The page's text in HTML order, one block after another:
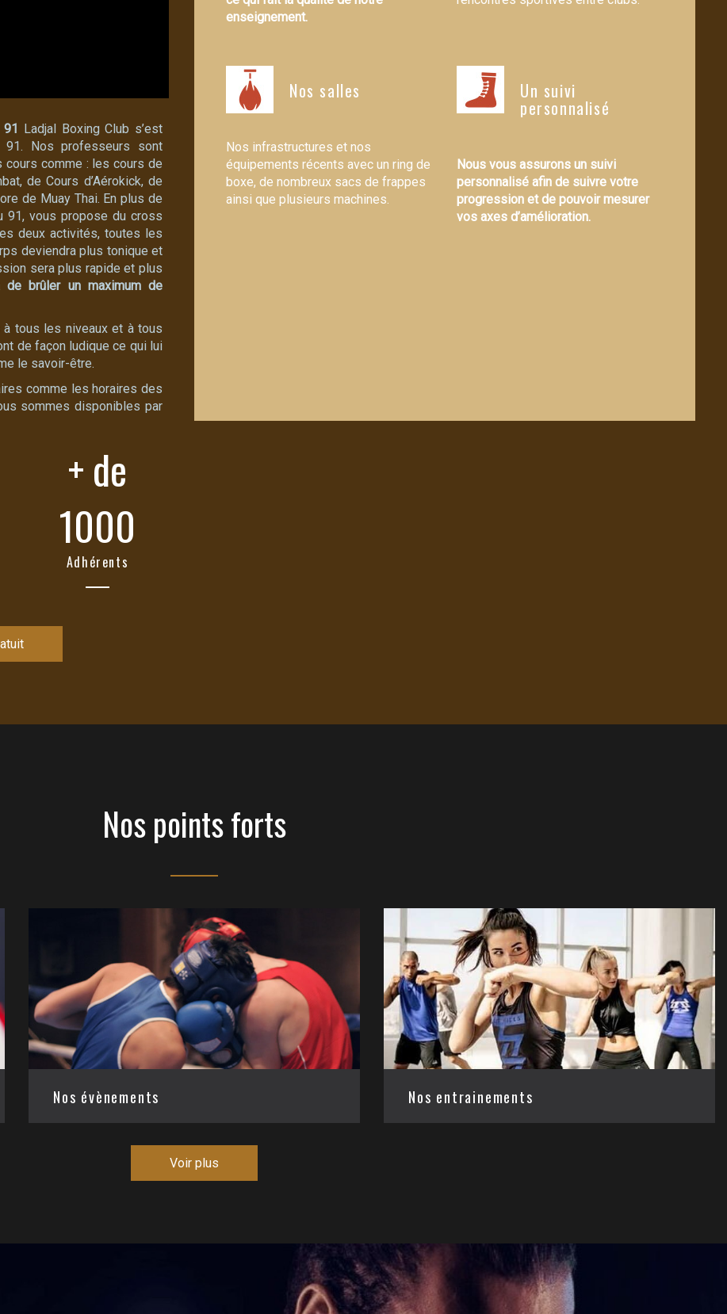
Ladjal Boxing Club s’est
Nos professeurs sont
comme : les cours de
de Cours d’Aérokick, de
de Muay Thai. En plus de
vous propose du cross
deux activités, toutes les
deviendra plus tonique et
sera plus rapide et plus
de brûler un maximum de
tous les niveaux et à tous
de façon ludique ce qui lui
le savoir-être.
comme les horaires des
sommes disponibles par
+ de
1000
Adhérents
enseignement.
Nos salles
Nos infrastructures et nos
équipements récents avec un ring de
boxe, de nombreux sacs de frappes
ainsi que plusieurs machines.
Un suivi
personnalisé
Nous vous assurons un suivi
personnalisé afin de suivre votre
progression et de pouvoir mesurer
vos axes d’amélioration.
Nos points forts
Nos évènements
vous permettra de mesurer votre niveau et de
Nos entrainements
Voir plus